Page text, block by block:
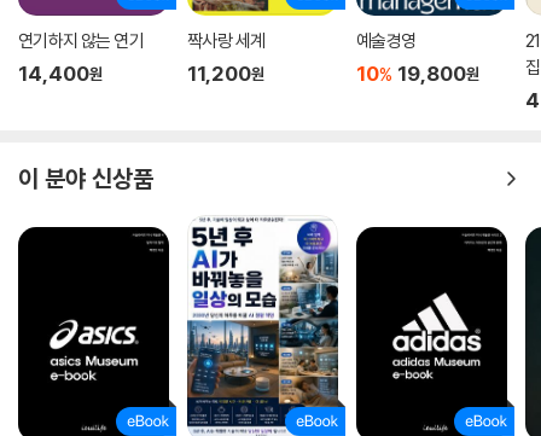
연기하지 않는 연기
14,400원
짝사랑 세계
11,200원
예술경영
10% 19,800원
이 분야 신상품